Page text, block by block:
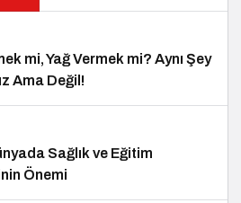
mi, Yağ Vermek mi? Aynı Şey
Ama Değil!
Sağlık ve Eğitim
Önemi